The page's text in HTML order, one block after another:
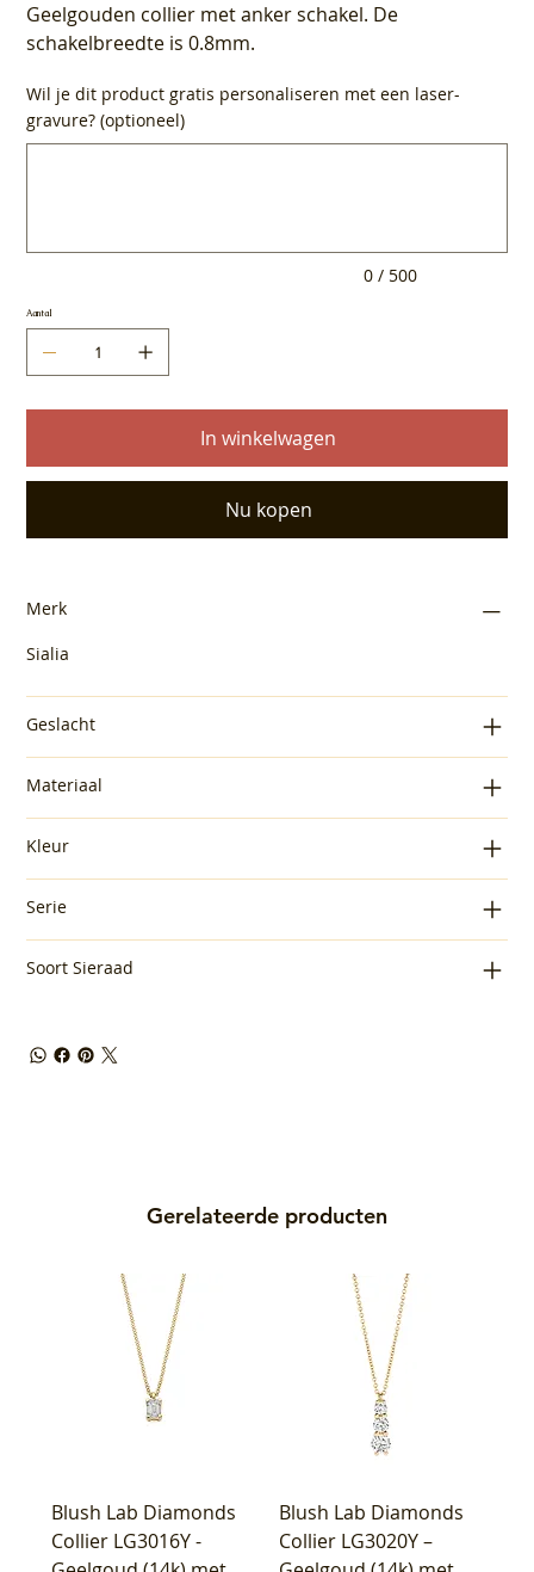
Geelgouden collier met anker schakel. De
schakelbreedte is 0.8mm.
Wil je dit product gratis personaliseren met een laser-
gravure? (optioneel)
0 / 500
Aantal
In winkelwagen
Nu kopen
Merk
Sialia
Geslacht
Materiaal
Kleur
Serie
Soort Sieraad
Gerelateerde producten
Blush Lab Diamonds
Collier LG3016Y -
Blush Lab Diamonds
Collier LG3020Y –